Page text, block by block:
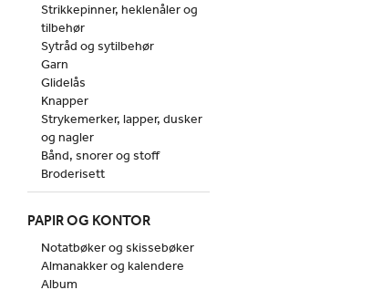
Strikkepinner, heklenåler og
tilbehør
Sytråd og sytilbehør
Garn
Glidelås
Knapper
Strykemerker, lapper, dusker
og nagler
Bånd, snorer og stoff
Broderisett
PAPIR OG KONTOR
Notatbøker og skissebøker
Almanakker og kalendere
Album